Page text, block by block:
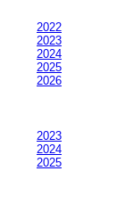
2022
2023
2024
2025
2026
2023
2024
2025